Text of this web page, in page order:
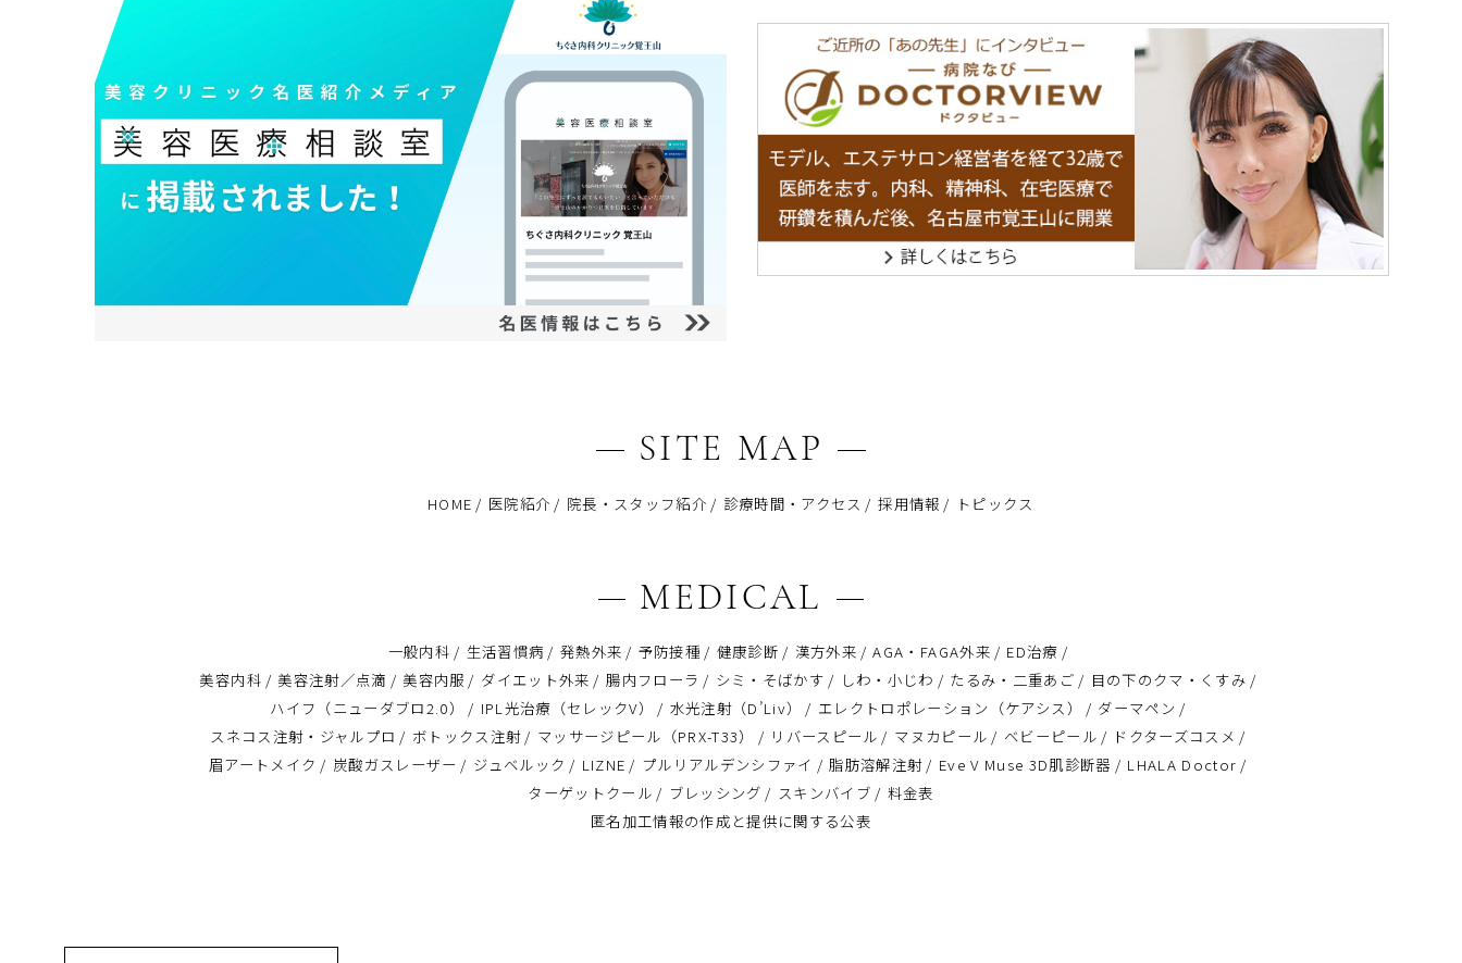
SITE MAP
HOME 医院紹介 院長・スタッフ紹介 診療時間・アクセス 採用情報 トピックス
MEDICAL
一般内科 生活習慣病 発熱外来 予防接種 健康診断 漢方外来 AGA・FAGA外来
ED治療
美容内科
美容注射／点滴 美容内服 ダイエット外来 腸内フローラ シミ・そばかす しわ・小じわ たるみ・二重あご
目の下のクマ・くすみ
ハイフ（ニューダブロ2.0）
IPL光治療（セレックV） 水光注射（D’Liv） エレクトロポレーション（ケアシス）
ダーマペン
スネコス注射・ジャルプロ
ボトックス注射 マッサージピール（PRX-T33） リバースピール マヌカピール ベビーピール
ドクターズコスメ
眉アートメイク
炭酸ガスレーザー ジュベルック LIZNE プルリアルデンシファイ 脂肪溶解注射 Eve V Muse 3D肌診断器
LHALA Doctor
ターゲットクール
ブレッシング スキンバイブ
料金表
匿名加⼯情報の作成と提供に関する公表